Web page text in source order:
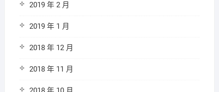
2019 年 2 月
2019 年 1 月
2018 年 12 月
2018 年 11 月